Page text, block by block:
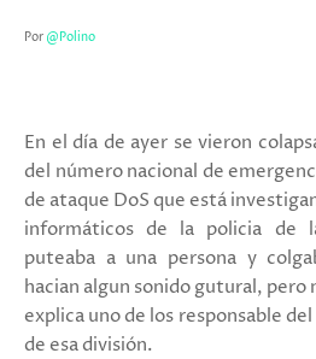
Por @Polino
En el día de ayer se vieron
del número nacional de
de ataque DoS que está
informáticos de la policia de
puteaba a una persona y
hacian algun sonido gutural, pero
explica uno de los responsable
de esa división.